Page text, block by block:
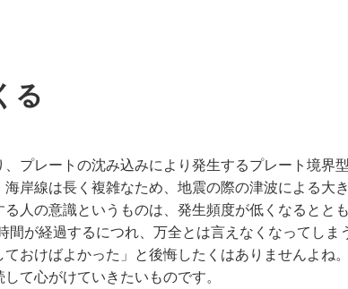
る
プレートの沈み込みにより発生するプレート境界
岸線は長く複雑なため、地震の際の津波による大
人の意識というものは、発生頻度が低くなるとと
間が経過するにつれ、万全とは言えなくなってし
おけばよかった」と後悔したくはありませんよね
て心がけていきたいものです。